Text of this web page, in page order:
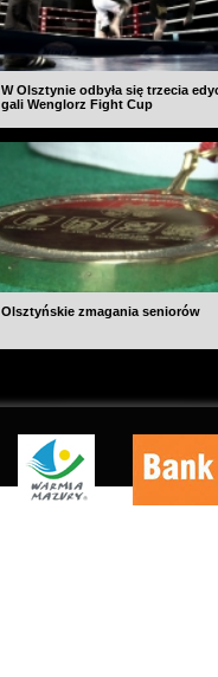
W Olsztynie odbyła się trzecia
gali Wenglorz Fight Cup
Olsztyńskie zmagania seniorów